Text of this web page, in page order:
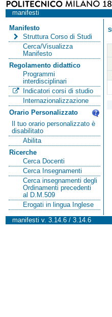
manifesti
Manifesto
Struttura Corso di Studi
Cerca/Visualizza
Manifesto
Regolamento didattico
Programmi
interdisciplinari
Indicatori corsi di studio
Internazionalizzazione
Orario Personalizzato
Il tuo orario personalizzato è
disabilitato
Abilita
Ricerche
Cerca Docenti
Cerca Insegnamenti
Cerca insegnamenti degli
Ordinamenti precedenti
al D.M.509
Erogati in lingua Inglese
manifesti v. 3.14.6 / 3.14.6